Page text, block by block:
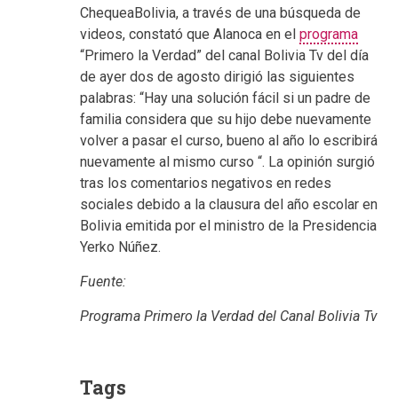
ChequeaBolivia, a través de una búsqueda de
videos, constató que Alanoca en el programa
“Primero la Verdad” del canal Bolivia Tv del día
de ayer dos de agosto dirigió las siguientes
palabras: “Hay una solución fácil si un padre de
familia considera que su hijo debe nuevamente
volver a pasar el curso, bueno al año lo escribirá
nuevamente al mismo curso “. La opinión surgió
tras los comentarios negativos en redes
sociales debido a la clausura del año escolar en
Bolivia emitida por el ministro de la Presidencia
Yerko Núñez.
Fuente:
Programa Primero la Verdad del Canal Bolivia Tv
Tags